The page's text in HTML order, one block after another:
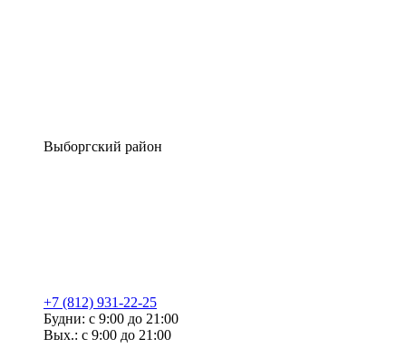
Выборгский район
+7 (812) 931-22-25
Будни: с 9:00 до 21:00
Вых.: с 9:00 до 21:00